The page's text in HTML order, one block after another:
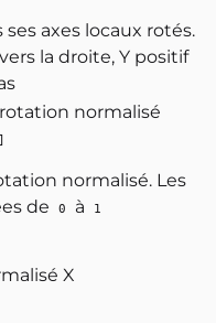
axes locaux rotés.
la droite, Y positif
normalisé
normalisé. Les
de
0 à 1
X